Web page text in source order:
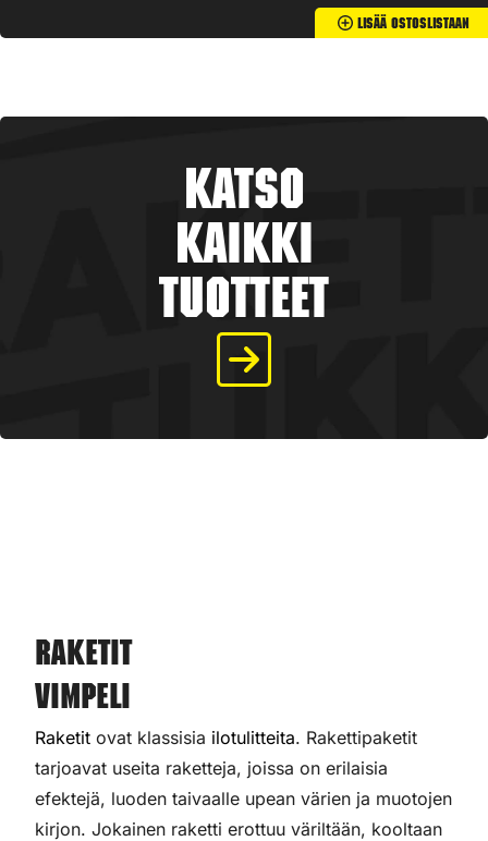
Lisää Ostoslistaan
Katso
kaikki
tuotteet
Raketit
Vimpeli
Raketit ovat klassisia ilotulitteita. Rakettipaketit
tarjoavat useita raketteja, joissa on erilaisia
efektejä, luoden taivaalle upean värien ja muotojen
kirjon. Jokainen raketti erottuu väriltään, kooltaan